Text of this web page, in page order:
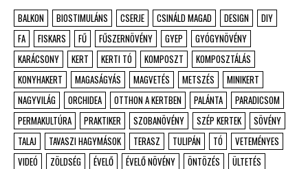
BALKON BIOSTIMULÁNS CSERJE CSINÁLD MAGAD DESIGN
DIY
FA
FISKARS FŰ FŰSZERNÖVÉNY GYEP
GYÓGYNÖVÉNY
KARÁCSONY
KERT KERTI TÓ KOMPOSZT
KOMPOSZTÁLÁS
KONYHAKERT
MAGASÁGYÁS MAGVETÉS METSZÉS
MINIKERT
NAGYVILÁG
ORCHIDEA OTTHON A KERTBEN PALÁNTA
PARADICSOM
PERMAKULTÚRA
PRAKTIKER SZOBANÖVÉNY SZÉP KERTEK
SÖVÉNY
TALAJ
TAVASZI HAGYMÁSOK TERASZ TULIPÁN TÓ
VETEMÉNYES
VIDEÓ
ZÖLDSÉG ÉVELŐ ÉVELŐ NÖVÉNY ÖNTÖZÉS
ÜLTETÉS